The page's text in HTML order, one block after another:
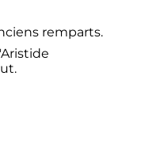
remparts.